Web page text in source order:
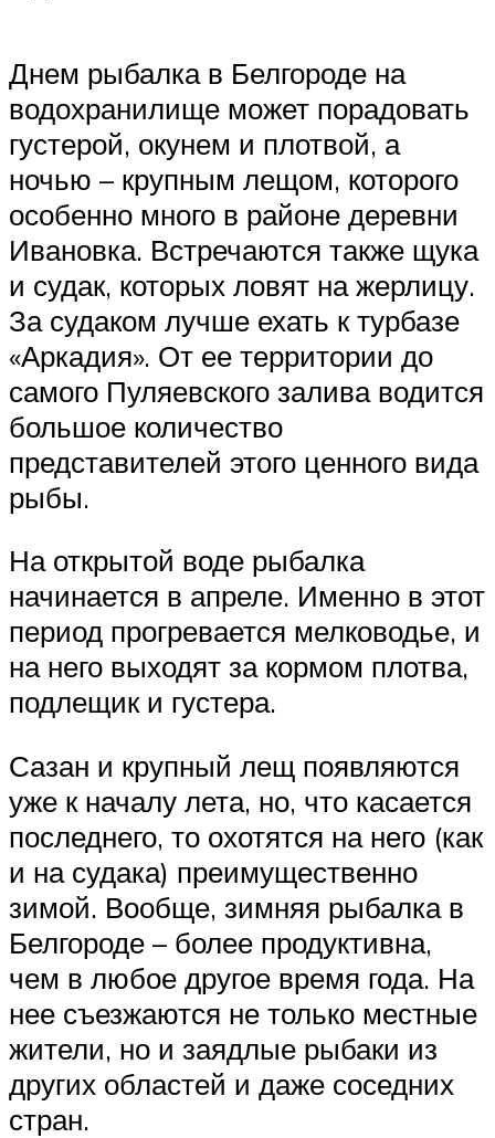
Днем рыбалка в Белгороде на
водохранилище может порадовать
густерой, окунем и плотвой, а
ночью – крупным лещом, которого
особенно много в районе деревни
Ивановка. Встречаются также щука
и судак, которых ловят на жерлицу.
За судаком лучше ехать к турбазе
«Аркадия». От ее территории до
самого Пуляевского залива водится
большое количество
представителей этого ценного вида
рыбы.
На открытой воде рыбалка
начинается в апреле. Именно в этот
период прогревается мелководье, и
на него выходят за кормом плотва,
подлещик и густера.
Сазан и крупный лещ появляются
уже к началу лета, но, что касается
последнего, то охотятся на него (как
и на судака) преимущественно
зимой. Вообще, зимняя рыбалка в
Белгороде – более продуктивна,
чем в любое другое время года. На
нее съезжаются не только местные
жители, но и заядлые рыбаки из
других областей и даже соседних
стран.